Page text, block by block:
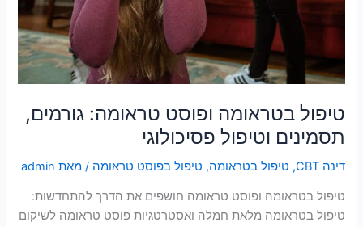
טיפול בטראומה ופוסט טראומה: גורמים,
תסמינים וטיפול פסיכולוגי
דינה CBT , טיפול בטראומה, טיפול בפוסט טראומה / מאת admin
טיפול בטראומה ופוסט טראומה חושפים את הדרך להתחדשות:
טיפול בטראומה מלאת חמלה ואסטרטגיות פוסט טראומה לשיקום